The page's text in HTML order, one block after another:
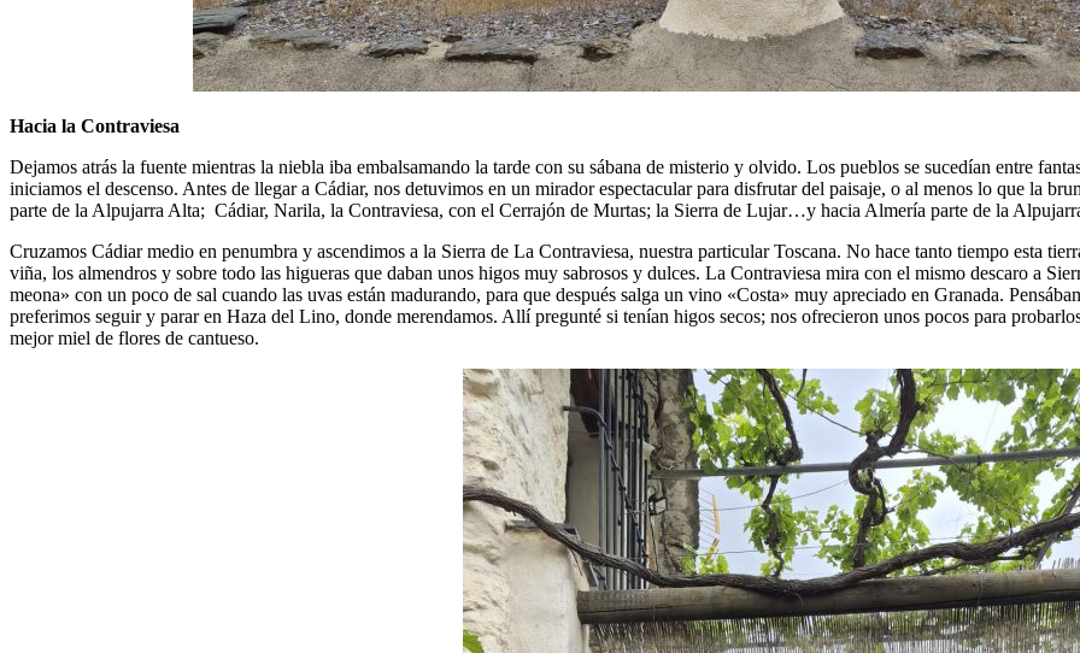
Hacia la Contraviesa
Dejamos atrás la fuente mientras la niebla iba embalsamando la tarde con su sábana de misterio y olvido. Los pueblos se sucedían entre
iniciamos el descenso. Antes de llegar a Cádiar, nos detuvimos en un mirador espectacular para disfrutar del paisaje, o al menos lo que la
parte de la Alpujarra Alta; Cádiar, Narila, la Contraviesa, con el Cerrajón de Murtas; la Sierra de Lujar…y hacia Almería parte de la
Cruzamos Cádiar medio en penumbra y ascendimos a la Sierra de La Contraviesa, nuestra particular Toscana. No hace tanto tiempo esta
viña, los almendros y sobre todo las higueras que daban unos higos muy sabrosos y dulces. La Contraviesa mira con el mismo descaro a
meona» con un poco de sal cuando las uvas están madurando, para que después salga un vino «Costa» muy apreciado en Granada.
preferimos seguir y parar en Haza del Lino, donde merendamos. Allí pregunté si tenían higos secos; nos ofrecieron unos pocos para
mejor miel de flores de cantueso.